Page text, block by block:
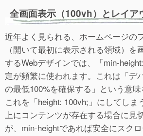
全画面表示（100vh）とレイア
近年よく見られる、ホームページの
（開いて最初に表示される領域）を
するWebデザインでは、「min-
定が頻繁に使われます。これは「デ
の最低100%を確保する」という意
これを「height: 100vh;」にしてしま
上にコンテンツが存在する場合に見
が、min-heightであれば安全にスク